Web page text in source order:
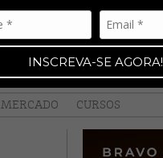
INSCREVA-SE AGORA!
MERCADO CURSOS